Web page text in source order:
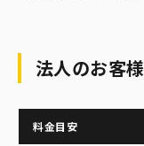
法人のお客様
料金目安